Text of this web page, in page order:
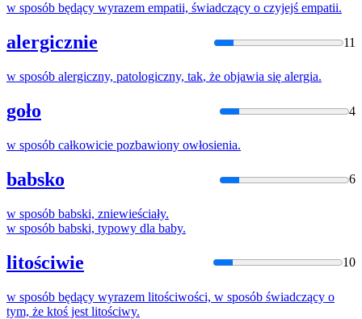
w sposób będący wyrazem empatii, świadczący o czyjejś empatii.
alergicznie 11
w sposób alergiczny, patologiczny, tak, że objawia się alergia.
goło 4
w sposób całkowicie pozbawiony owłosienia.
babsko 6
w sposób babski, zniewieściały.
w sposób babski, typowy dla baby.
litościwie 10
w sposób będący wyrazem litościwości, w sposób świadczący o
tym, że ktoś jest litościwy.